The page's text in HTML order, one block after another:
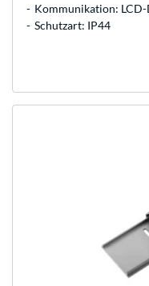
Kommunikation:
Schutzart: IP44